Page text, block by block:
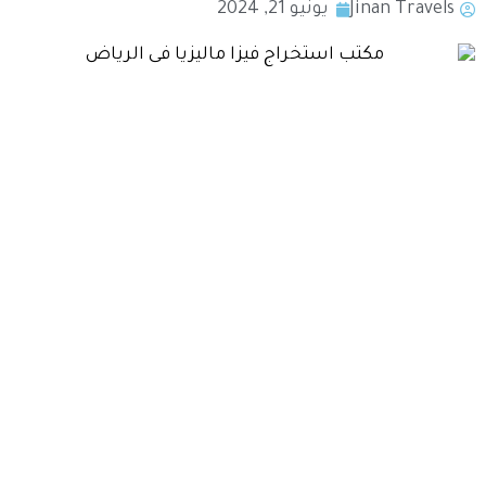
Jinan Travels يونيو 21, 2024